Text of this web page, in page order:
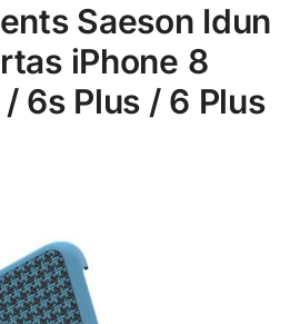
Saeson Idun
iPhone 8
6s Plus / 6 Plus